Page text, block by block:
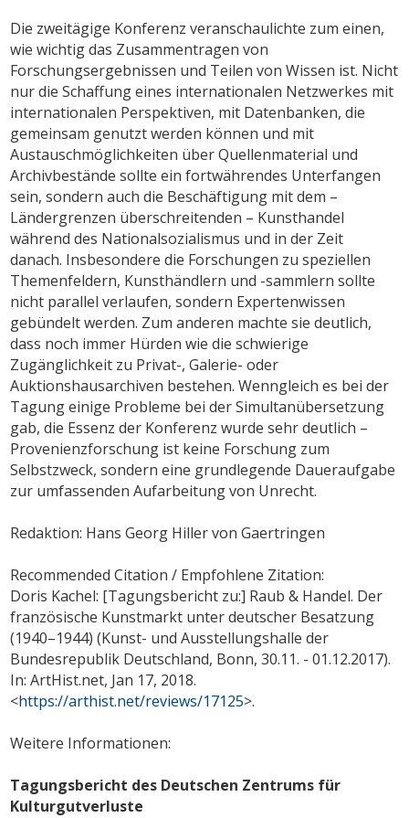
Die zweitägige Konferenz veranschaulichte zum einen,
wie wichtig das Zusammentragen von
Forschungsergebnissen und Teilen von Wissen ist. Nicht
nur die Schaffung eines internationalen Netzwerkes mit
internationalen Perspektiven, mit Datenbanken, die
gemeinsam genutzt werden können und mit
Austauschmöglichkeiten über Quellenmaterial und
Archivbestände sollte ein fortwährendes Unterfangen
sein, sondern auch die Beschäftigung mit dem –
Ländergrenzen überschreitenden – Kunsthandel
während des Nationalsozialismus und in der Zeit
danach. Insbesondere die Forschungen zu speziellen
Themenfeldern, Kunsthändlern und -sammlern sollte
nicht parallel verlaufen, sondern Expertenwissen
gebündelt werden. Zum anderen machte sie deutlich,
dass noch immer Hürden wie die schwierige
Zugänglichkeit zu Privat-, Galerie- oder
Auktionshausarchiven bestehen. Wenngleich es bei der
Tagung einige Probleme bei der Simultanübersetzung
gab, die Essenz der Konferenz wurde sehr deutlich –
Provenienzforschung ist keine Forschung zum
Selbstzweck, sondern eine grundlegende Daueraufgabe
zur umfassenden Aufarbeitung von Unrecht.
Redaktion: Hans Georg Hiller von Gaertringen
Recommended Citation / Empfohlene Zitation:
Doris Kachel: [Tagungsbericht zu:] Raub & Handel. Der
französische Kunstmarkt unter deutscher Besatzung
(1940–1944) (Kunst- und Ausstellungshalle der
Bundesrepublik Deutschland, Bonn, 30.11. - 01.12.2017).
In: ArtHist.net, Jan 17, 2018.
<https://arthist.net/reviews/17125>.
Weitere Informationen:
Tagungsbericht des Deutschen Zentrums für
Kulturgutverluste